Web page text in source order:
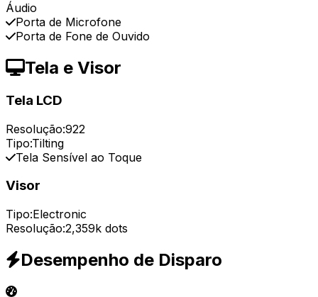
Áudio
Porta de Microfone
Porta de Fone de Ouvido
Tela e Visor
Tela LCD
Resolução:922
Tipo:Tilting
Tela Sensível ao Toque
Visor
Tipo:Electronic
Resolução:2,359k dots
Desempenho de Disparo